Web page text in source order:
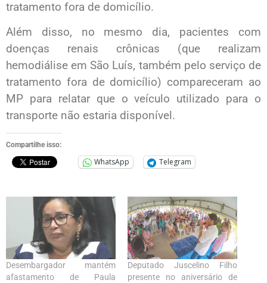
tratamento fora de domicílio.
Além disso, no mesmo dia, pacientes com
doenças renais crônicas (que realizam
hemodiálise em São Luís, também pelo serviço de
tratamento fora de domicílio) compareceram ao
MP para relatar que o veículo utilizado para o
transporte não estaria disponível.
Compartilhe isso:
WhatsApp Telegram
Desembargador mantém
afastamento de Paula
Deputado Juscelino Filho
presente no aniversário de